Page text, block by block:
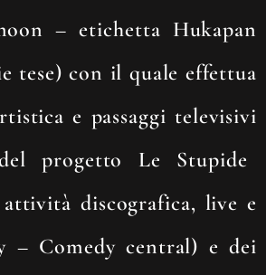
–etichetta Hukapan
tese)con il quale effettua
e passaggi televisivi
progetto Le Stupide
discografica, live e
– Comedy central) e dei